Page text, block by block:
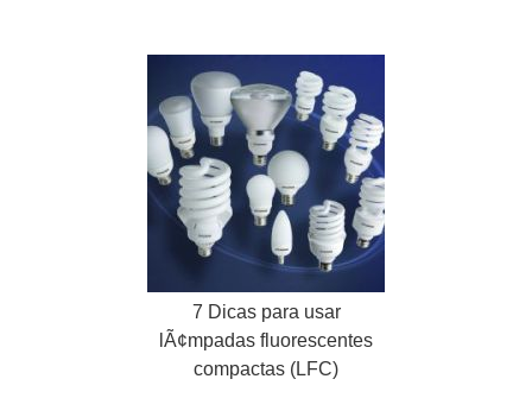
7 Dicas para usar
lÃ¢mpadas fluorescentes
compactas (LFC)